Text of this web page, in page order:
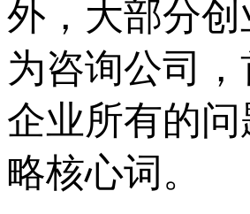
外，大部分
为咨询公司
企业所有的
略核心词。